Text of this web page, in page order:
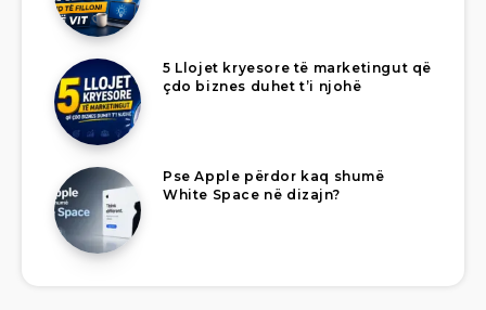
5 Llojet kryesore të marketingut që
çdo biznes duhet t’i njohë
Pse Apple përdor kaq shumë
White Space në dizajn?